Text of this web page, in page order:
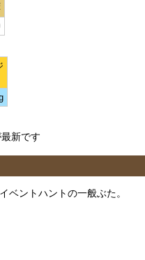
新です
ベントハントの一般ぶた。